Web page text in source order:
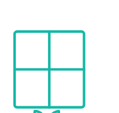
/ pro Stellplatz